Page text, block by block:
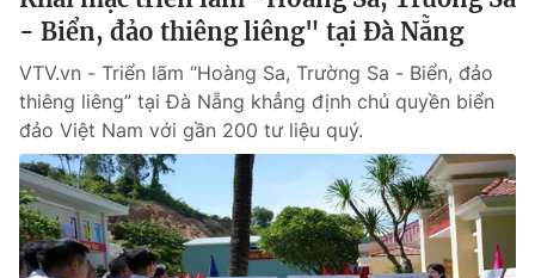
Chính trị
Xã hội
Pháp luật
Y tế
- Biển, đảo thiêng liêng" tại Đà Nẵng
VTV.vn - Triển lãm “Hoàng Sa, Trường Sa - Biển, đảo
thiêng liêng” tại Đà Nẵng khẳng định chủ quyền biển
đảo Việt Nam với gần 200 tư liệu quý.